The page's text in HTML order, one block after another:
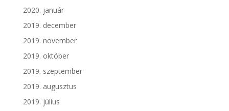
2020. január
2019. december
2019. november
2019. október
2019. szeptember
2019. augusztus
2019. július